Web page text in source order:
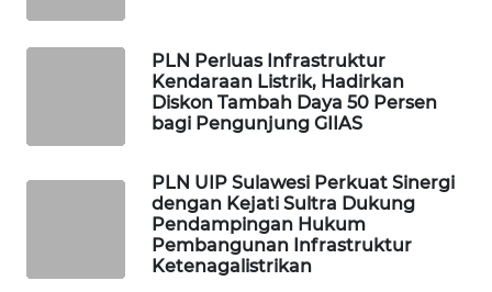
PLN Perluas Infrastruktur
Kendaraan Listrik, Hadirkan
Diskon Tambah Daya 50 Persen
bagi Pengunjung GIIAS
PLN UIP Sulawesi Perkuat Sinergi
dengan Kejati Sultra Dukung
Pendampingan Hukum
Pembangunan Infrastruktur
Ketenagalistrikan
WAHANA